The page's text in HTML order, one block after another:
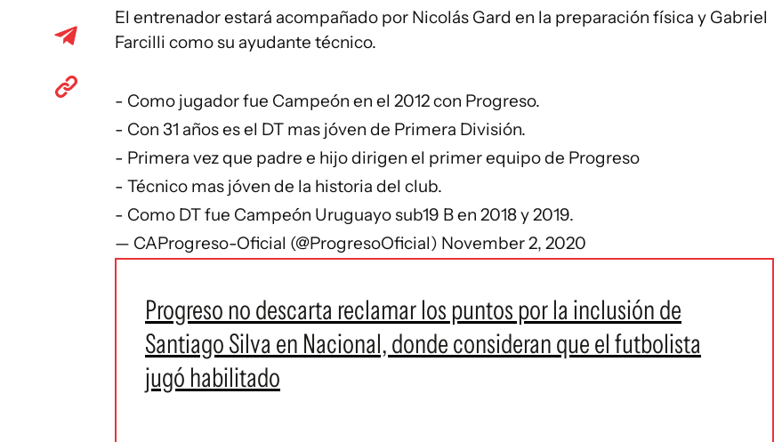
El entrenador estará acompañado por Nicolás Gard en la preparación física y Gabriel
Farcilli como su ayudante técnico.
- Como jugador fue Campeón en el 2012 con Progreso.
- Con 31 años es el DT mas jóven de Primera División.
- Primera vez que padre e hijo dirigen el primer equipo de Progreso
- Técnico mas jóven de la historia del club.
- Como DT fue Campeón Uruguayo sub19 B en 2018 y 2019.
— CAProgreso-Oficial (@ProgresoOficial) November 2, 2020
Progreso no descarta reclamar los puntos por la inclusión de
Santiago Silva en Nacional, donde consideran que el futbolista
jugó habilitado